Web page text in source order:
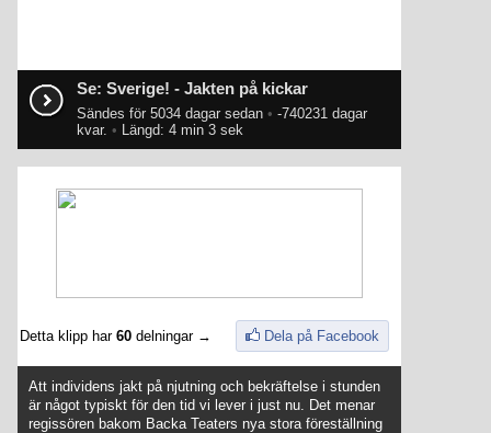
Se: Sverige! - Jakten på kickar
Sändes för 5034 dagar sedan • -740231 dagar
kvar. • Längd: 4 min 3 sek
Detta klipp har 60delningar → Dela på Facebook
Att individens jakt på njutning och bekräftelse i stunden
är något typiskt för den tid vi lever i just nu. Det menar
regissören bakom Backa Teaters nya stora föreställning